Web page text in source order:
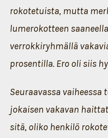
rokotetuista, mutta
lumerokotteen
verrokkiryhmällä
prosentilla. Ero oli siis
Seuraavassa
jokaisen vakavan
sitä, oliko henkilö